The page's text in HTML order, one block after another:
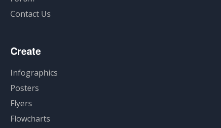
Contact Us
Create
Infographics
Posters
Flyers
Flowcharts